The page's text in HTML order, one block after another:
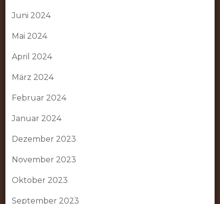
Juni 2024
Mai 2024
April 2024
März 2024
Februar 2024
Januar 2024
Dezember 2023
November 2023
Oktober 2023
September 2023